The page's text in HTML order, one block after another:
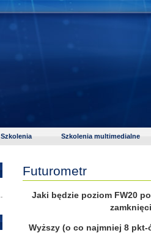
Szkolenia Szkolenia multimedialne
Futurometr
Jaki będzie poziom FW20
Wyższy (o co najmniej 8